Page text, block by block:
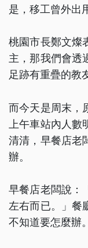
是，移工曾外出
桃園市長鄭文燦
主，那我們會透
足跡有重疊的教
而今天是周末，
上午車站內人
清清，早餐店老
辦。
早餐店老闆說：
左右而已。」餐
不知道要怎麼辦